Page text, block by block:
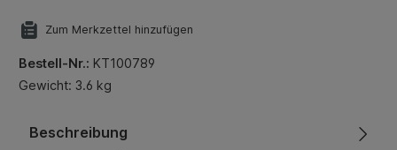
Zum Merkzettel hinzufügen
Bestell-Nr.: KT100789
Gewicht: 3.6 kg
Beschreibung